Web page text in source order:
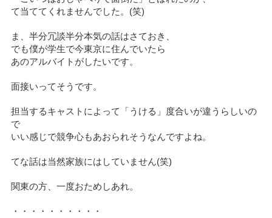
て当ててくれませんでした。(笑)
ま、半分冗談半分本気の話はさておき、
でも僕が学生で今東京に住んでいたら
あのアルバイトがしたいです。
面接いってそうです。
担当するキャストによって「うける」度合いが違うらしいの
で
いい感じで競争心もあおられそうなんですよね。
てな話は当然家族にはしていません(笑)
関東の方、一度おためしあれ。
・・・・・・・・・・